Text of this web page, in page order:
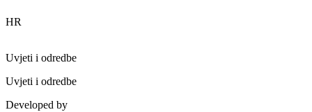
HR
Uvjeti i odredbe
Uvjeti i odredbe
Developed by